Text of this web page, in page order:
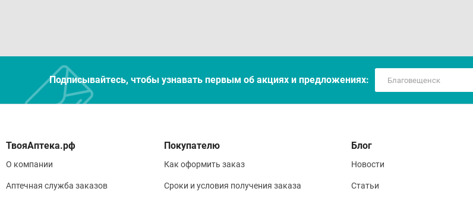
Подписывайтесь, чтобы узнавать первым об акцияx и предложениях:
О компании
Аптечная служба заказов
Покупателю
Как оформить заказ
Сроки и условия получения заказа
Блог
Новости
Статьи